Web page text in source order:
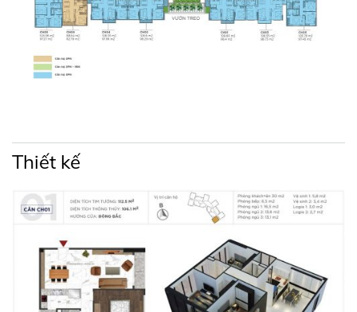
cạnh đó, vị trí dự án Ricca còn thuộc khu dân cư được
quy hoạch đồng bộ, an ninh, văn minh và hưởng trọn
này.
Tiện ích dự án căn hộ Ricca Quận 9
Với mật độ xây dựng dự kiến khoảng 30%, chủ đầu tư
chú trọng mang hệ thống tiện ích thiết thực vào cuộc
sống của cư dân tại dự án Ricca như:
Thiết kế